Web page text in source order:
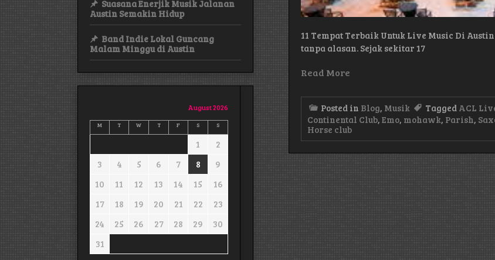
11 Tempat Terbaik Untuk Live Music Di
tanpa alasan. Sejak sekitar 17
Read More
Posted in Blog, Musik Tagged ACL
Continental Club, Emo, mohawk, Parish,
Horse club
Suasana Enerjik Musik Jalanan
Austin Semakin Hidup
Band Indie Lokal Guncang
Malam Minggu di Austin
August 2026
M T W T F S S
1
2
3
4 5 6 7 8
9
10
11 12 13 14 15
16
17
18 19 20 21 22
23
24
25 26 27 28 29
30
31